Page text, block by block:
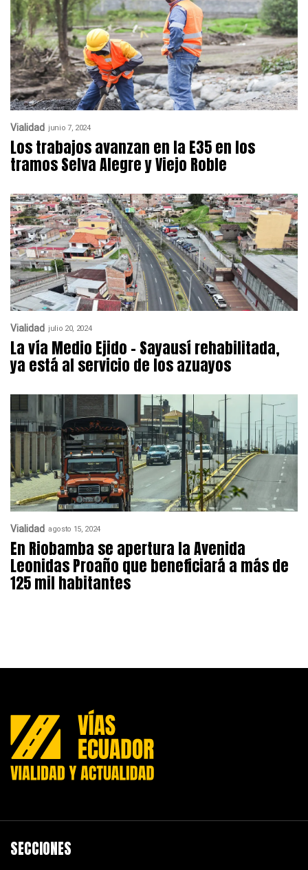
Vialidad junio 7, 2024
Los trabajos avanzan en la E35 en los
tramos Selva Alegre y Viejo Roble
Vialidad julio 20, 2024
La vía Medio Ejido – Sayausí rehabilitada,
ya está al servicio de los azuayos
Vialidad agosto 15, 2024
En Riobamba se apertura la Avenida
Leonidas Proaño que beneficiará a más de
125 mil habitantes
SECCIONES